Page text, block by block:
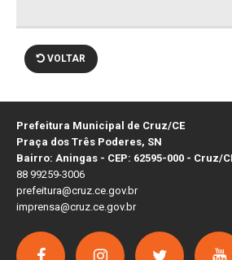
VOLTAR
Prefeitura Municipal de Cruz/CE
Praça dos Três Poderes, SN
Bairro: Aningas - CEP: 62595-000 - Cruz/
88 99259-3006
prefeitura@cruz.ce.gov.br
imprensa@cruz.ce.gov.br